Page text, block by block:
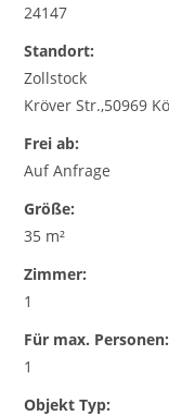
24147
Standort:
Zollstock
Kröver Str.,50969
Frei ab:
Auf Anfrage
Größe:
35 m²
Zimmer:
1
Für max. Personen:
1
Objekt Typ: